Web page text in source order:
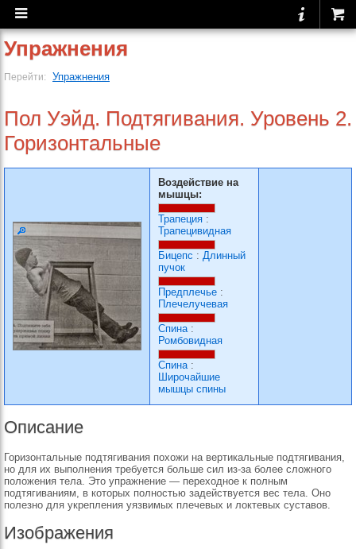
Упражнения
Перейти: Упражнения
Пол Уэйд. Подтягивания. Уровень 2.
Горизонтальные
Воздействие на
мышцы:
Трапеция :
Трапецивидная
Бицепс : Длинный
пучок
Предплечье :
Плечелучевая
Спина:
Ромбовидная
Спина:
Широчайшие
мышцы спины
Описание
Горизонтальные подтягивания похожи на вертикальные подтягивания,
но для их выполнения требуется больше сил из-за более сложного
положения тела. Это упражнение — переходное к полным
подтягиваниям, в которых полностью задействуется вес тела. Оно
полезно для укрепления уязвимых плечевых и локтевых суставов.
Изображения